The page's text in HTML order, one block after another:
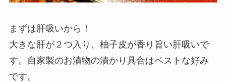
まずは肝吸いから！
大きな肝が２つ入り、柚子皮が香り旨い肝吸いで
す。自家製のお漬物の漬かり具合はベストな好み
です。